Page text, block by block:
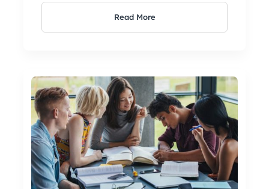
Read More